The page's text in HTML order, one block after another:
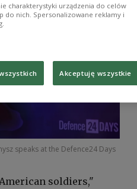
speaks at the Defence24 Days
soldiers,"
charakterystyki urządzenia do celów
do nich. Spersonalizowane reklamy i
Akceptuję wszystkie